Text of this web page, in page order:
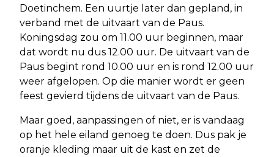
Doetinchem. Een uurtje later dan gepland, in
verband met de uitvaart van de Paus.
Koningsdag zou om 11.00 uur beginnen, maar
dat wordt nu dus 12.00 uur. De uitvaart van de
Paus begint rond 10.00 uur en is rond 12.00 uur
weer afgelopen. Op die manier wordt er geen
feest gevierd tijdens de uitvaart van de Paus.
Maar goed, aanpassingen of niet, er is vandaag
op het hele eiland genoeg te doen. Dus pak je
oranje kleding maar uit de kast en zet de